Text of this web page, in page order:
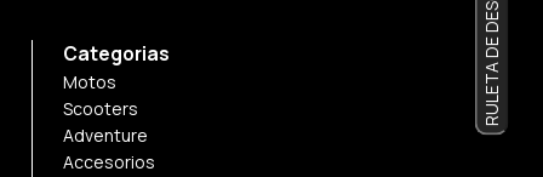
Categorias
Motos
Scooters
Adventure
Accesorios